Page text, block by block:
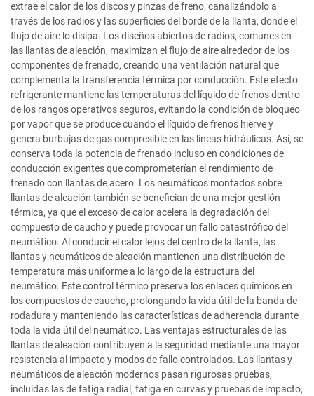
extrae el calor de los discos y pinzas de freno, canalizándolo a
través de los radios y las superficies del borde de la llanta, donde el
flujo de aire lo disipa. Los diseños abiertos de radios, comunes en
las llantas de aleación, maximizan el flujo de aire alrededor de los
componentes de frenado, creando una ventilación natural que
complementa la transferencia térmica por conducción. Este efecto
refrigerante mantiene las temperaturas del líquido de frenos dentro
de los rangos operativos seguros, evitando la condición de bloqueo
por vapor que se produce cuando el líquido de frenos hierve y
genera burbujas de gas compresible en las líneas hidráulicas. Así, se
conserva toda la potencia de frenado incluso en condiciones de
conducción exigentes que comprometerían el rendimiento de
frenado con llantas de acero. Los neumáticos montados sobre
llantas de aleación también se benefician de una mejor gestión
térmica, ya que el exceso de calor acelera la degradación del
compuesto de caucho y puede provocar un fallo catastrófico del
neumático. Al conducir el calor lejos del centro de la llanta, las
llantas y neumáticos de aleación mantienen una distribución de
temperatura más uniforme a lo largo de la estructura del
neumático. Este control térmico preserva los enlaces químicos en
los compuestos de caucho, prolongando la vida útil de la banda de
rodadura y manteniendo las características de adherencia durante
toda la vida útil del neumático. Las ventajas estructurales de las
llantas de aleación contribuyen a la seguridad mediante una mayor
resistencia al impacto y modos de fallo controlados. Las llantas y
neumáticos de aleación modernos pasan rigurosas pruebas,
incluidas las de fatiga radial, fatiga en curvas y pruebas de impacto,